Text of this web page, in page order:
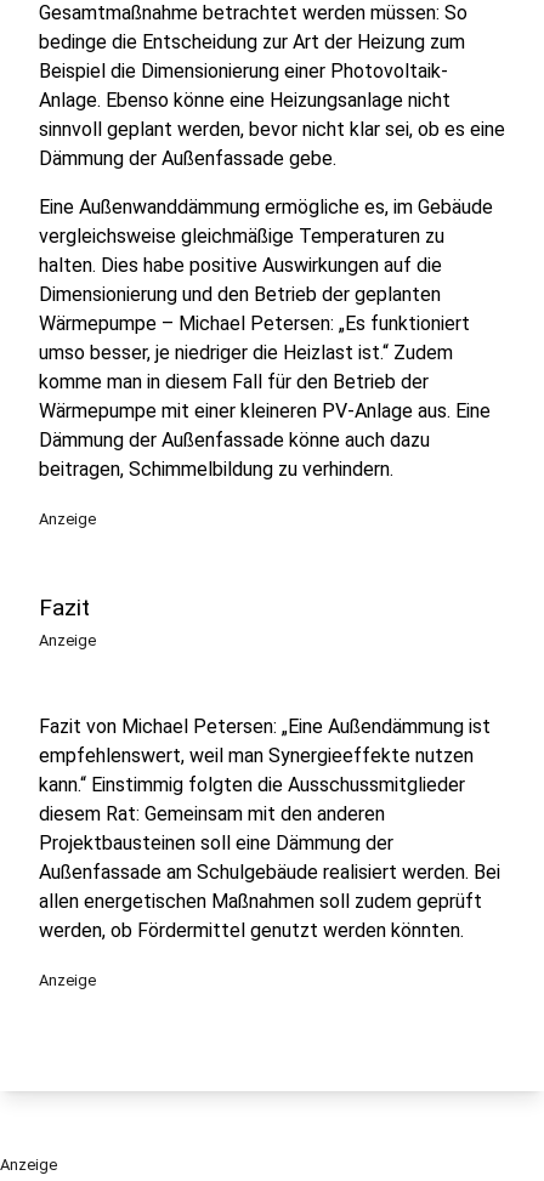
Gesamtmaßnahme betrachtet werden müssen: So
bedinge die Entscheidung zur Art der Heizung zum
Beispiel die Dimensionierung einer Photovoltaik-
Anlage. Ebenso könne eine Heizungsanlage nicht
sinnvoll geplant werden, bevor nicht klar sei, ob es eine
Dämmung der Außenfassade gebe.
Eine Außenwanddämmung ermögliche es, im Gebäude
vergleichsweise gleichmäßige Temperaturen zu
halten. Dies habe positive Auswirkungen auf die
Dimensionierung und den Betrieb der geplanten
Wärmepumpe – Michael Petersen: „Es funktioniert
umso besser, je niedriger die Heizlast ist.“ Zudem
komme man in diesem Fall für den Betrieb der
Wärmepumpe mit einer kleineren PV-Anlage aus. Eine
Dämmung der Außenfassade könne auch dazu
beitragen, Schimmelbildung zu verhindern.
Anzeige
Fazit
Anzeige
Fazit von Michael Petersen: „Eine Außendämmung ist
empfehlenswert, weil man Synergieeffekte nutzen
kann.“ Einstimmig folgten die Ausschussmitglieder
diesem Rat: Gemeinsam mit den anderen
Projektbausteinen soll eine Dämmung der
Außenfassade am Schulgebäude realisiert werden. Bei
allen energetischen Maßnahmen soll zudem geprüft
werden, ob Fördermittel genutzt werden könnten.
Anzeige
Anzeige